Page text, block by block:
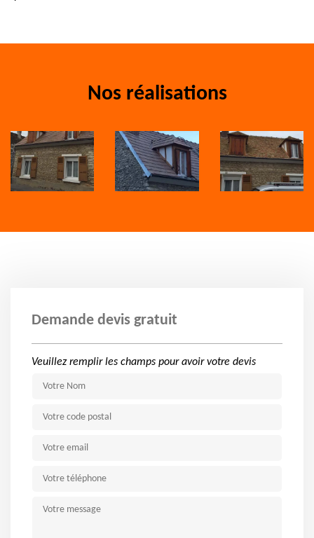
Nos réalisations
Demande devis gratuit
Veuillez remplir les champs pour avoir votre devis